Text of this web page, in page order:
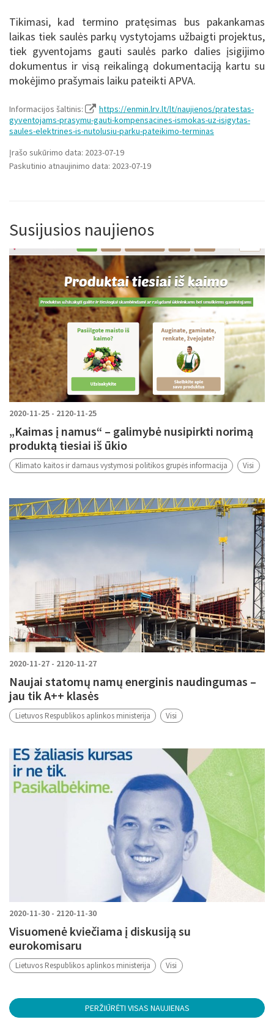
Tikimasi, kad termino pratęsimas bus pakankamas
laikas tiek saulės parkų vystytojams užbaigti projektus,
tiek gyventojams gauti saulės parko dalies įsigijimo
dokumentus ir visą reikalingą dokumentaciją kartu su
mokėjimo prašymais laiku pateikti APVA.
Informacijos šaltinis:
https://enmin.lrv.lt/lt/naujienos/pratestas-
gyventojams-prasymu-gauti-kompensacines-ismokas-uz-isigytas-
saules-elektrines-is-nutolusiu-parku-pateikimo-terminas
Įrašo sukūrimo data: 2023-07-19
Paskutinio atnaujinimo data: 2023-07-19
Susijusios naujienos
2020-11-25 - 2120-11-25
„Kaimas į namus“ – galimybė nusipirkti norimą
produktą tiesiai iš ūkio
Klimato kaitos ir darnaus vystymosi politikos grupės informacija Visi
2020-11-27 - 2120-11-27
Naujai statomų namų energinis naudingumas –
jau tik A++ klasės
Lietuvos Respublikos aplinkos ministerija Visi
2020-11-30 - 2120-11-30
Visuomenė kviečiama į diskusiją su
eurokomisaru
Lietuvos Respublikos aplinkos ministerija Visi
PERŽIŪRĖTI VISAS NAUJIENAS